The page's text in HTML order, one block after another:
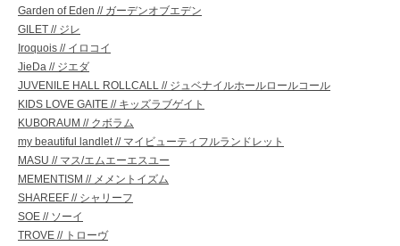
Garden of Eden // ガーデンオブエデン
GILET // ジレ
Iroquois // イロコイ
JieDa // ジエダ
JUVENILE HALL ROLLCALL // ジュベナイルホールロールコール
KIDS LOVE GAITE // キッズラブゲイト
KUBORAUM // クボラム
my beautiful landlet // マイビューティフルランドレット
MASU // マス/エムエーエスユー
MEMENTISM // メメントイズム
SHAREEF // シャリーフ
SOE // ソーイ
TROVE // トローヴ